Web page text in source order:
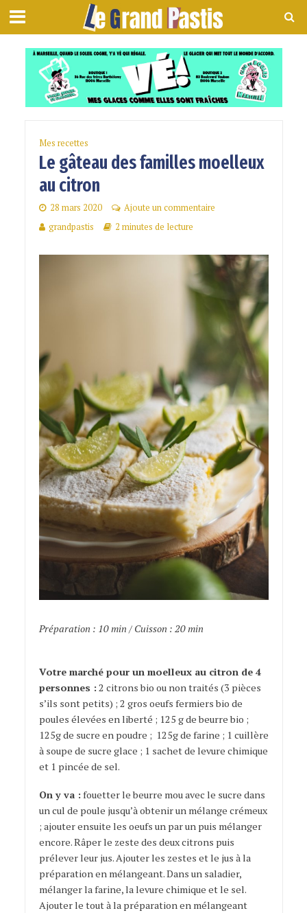
Mes recettes
Le gâteau des familles moelleux
au citron
28 mars 2020
Ajoute un commentaire
grandpastis
2 minutes de lecture
Préparation : 10 min / Cuisson : 20 min
Votre marché pour un moelleux au citron de 4
personnes : 2 citrons bio ou non traités (3 pièces
s’ils sont petits) ; 2 gros oeufs fermiers bio de
poules élevées en liberté ; 125 g de beurre bio ;
125g de sucre en poudre ; 125g de farine ; 1 cuillère
à soupe de sucre glace ; 1 sachet de levure chimique
et 1 pincée de sel.
On y va : fouetter le beurre mou avec le sucre dans
un cul de poule jusqu’à obtenir un mélange crémeux
; ajouter ensuite les oeufs un par un puis mélanger
encore. Râper le zeste des deux citrons puis
prélever leur jus. Ajouter les zestes et le jus à la
préparation en mélangeant. Dans un saladier,
mélanger la farine, la levure chimique et le sel.
Ajouter le tout à la préparation en mélangeant